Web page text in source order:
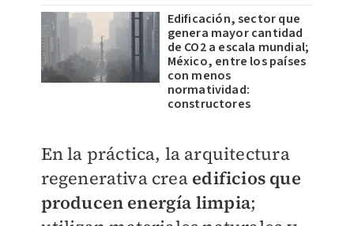
Edificación, sector que
genera mayor cantidad
de CO2 a escala mundial;
México, entre los países
con menos
normatividad:
constructores
En la práctica, la arquitectura
regenerativa crea edificios que
producen energía limpia;